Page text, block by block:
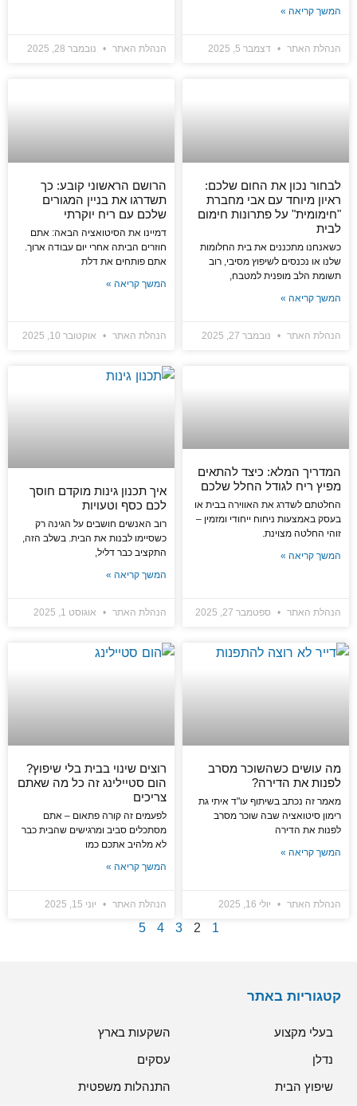
המשך קריאה »
הנהלת האתר דצמבר 5, 2025 הנהלת האתר נובמבר 28, 2025
לבחור נכון את החום שלכם:
ראיון מיוחד עם אבי מחברת
"חימומית" על פתרונות חימום
לבית
כשאנחנו מתכננים את בית החלומות
שלנו או נכנסים לשיפוץ מסיבי, רוב
תשומת הלב מופנית למטבח,
המשך קריאה »
הנהלת האתר נובמבר 27, 2025
הרושם הראשוני קובע: כך
תשדרגו את בניין המגורים
שלכם עם ריח יוקרתי
דמיינו את הסיטואציה הבאה: אתם
חוזרים הביתה אחרי יום עבודה ארוך.
אתם פותחים את דלת
המשך קריאה »
הנהלת האתר אוקטובר 10, 2025
המדריך המלא: כיצד להתאים
מפיץ ריח לגודל החלל שלכם
החלטתם לשדרג את האווירה בבית או
בעסק באמצעות ניחוח ייחודי ומזמין –
זוהי החלטה מצוינת.
המשך קריאה »
הנהלת האתר ספטמבר 27, 2025
איך תכנון גינות מוקדם חוסך
לכם כסף וטעויות
רוב האנשים חושבים על הגינה רק
כשסיימו לבנות את הבית. בשלב הזה,
התקציב כבר דליל,
המשך קריאה »
הנהלת האתר אוגוסט 1, 2025
מה עושים כשהשוכר מסרב
לפנות את הדירה?
מאמר זה נכתב בשיתוף עו"ד איתי גת
רימון סיטואציה שבה שוכר מסרב
לפנות את הדירה
המשך קריאה »
הנהלת האתר יולי 16, 2025
רוצים שינוי בבית בלי שיפוץ?
הום סטיילינג זה כל מה שאתם
צריכים
לפעמים זה קורה פתאום – אתם
מסתכלים סביב ומרגישים שהבית כבר
לא מלהיב אתכם כמו
המשך קריאה »
הנהלת האתר יוני 15, 2025
1
2
3
4
5
קטגוריות באתר
בעלי מקצוע
השקעות בארץ
נדלן
עסקים
שיפוץ הבית
התנהלות משפטית